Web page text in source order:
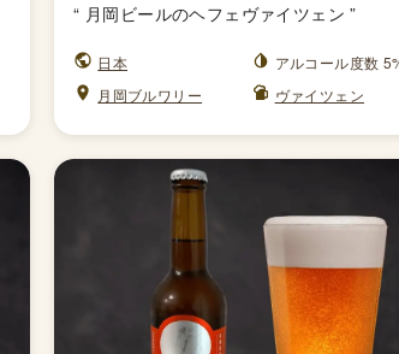
“ 月岡ビールのヘフェヴァイツェン ”
日本
アルコール度数
月岡ブルワリー
ヴァイツェン